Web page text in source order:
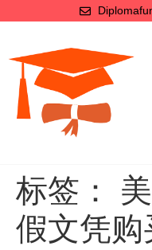
标签：
假文凭购